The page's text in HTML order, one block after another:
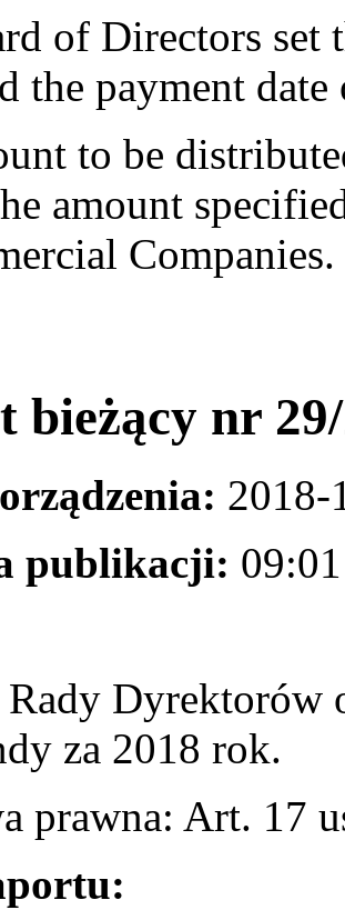
of Directors set
the payment
to be
amount
Companies.
2018-
publikacji:
Dyrektorów
za 2018 rok.
prawna: Art.